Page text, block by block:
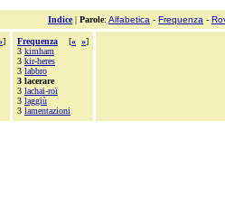
Indice| Parole: Alfabetica - Frequenza -
]
Frequenza [« »]
3 kimham
3 kir-heres
3 labbro
3 lacerare
3 lachai-roï
3 laggiù
3 lamentazioni